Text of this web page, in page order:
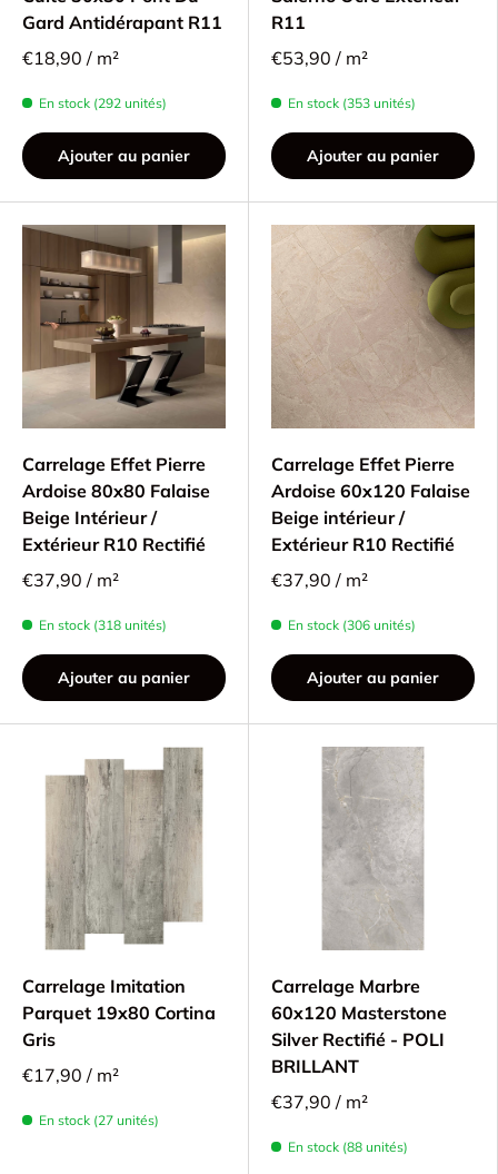
Gard Antidérapant R11
€18,90 / m²
En stock (292 unités)
Ajouter au panier
R11
€53,90 / m²
En stock (353 unités)
Ajouter au panier
Carrelage Effet Pierre
Ardoise 80x80 Falaise
Beige Intérieur /
Extérieur R10 Rectifié
€37,90 / m²
En stock (318 unités)
Ajouter au panier
Carrelage Effet Pierre
Ardoise 60x120 Falaise
Beige intérieur /
Extérieur R10 Rectifié
€37,90 / m²
En stock (306 unités)
Ajouter au panier
Carrelage Imitation
Parquet 19x80 Cortina
Gris
€17,90 / m²
En stock (27 unités)
Carrelage Marbre
60x120 Masterstone
Silver Rectifié - POLI
BRILLANT
€37,90 / m²
En stock (88 unités)